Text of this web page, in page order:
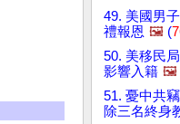
49. 美國男
禮報恩 🖼️ (
50. 美移民
影響入籍 🖼️
51. 憂中共
除三名終身